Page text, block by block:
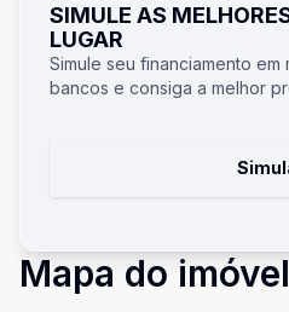
SIMULE AS
LUGAR
Simule seu financiamento em
bancos e consiga a melhor
Mapa do imóvel